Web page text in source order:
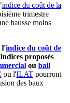
indice du coût de la
trimestre
hausse moins
l'indice du coût de
proposés
ou bail
ou l'ILAT pourront
des baux